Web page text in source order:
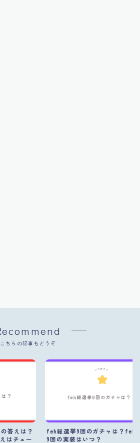
こちらの記事もどうぞ
答えは？
はチェー
feh総選挙9回のガチャは？feh
9回の実装はいつ？